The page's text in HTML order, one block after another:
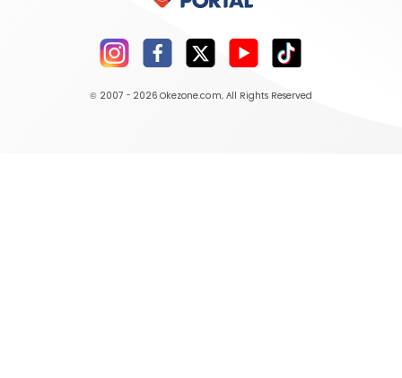
© 2007 - 2026 Okezone.com, All Rights Reserved